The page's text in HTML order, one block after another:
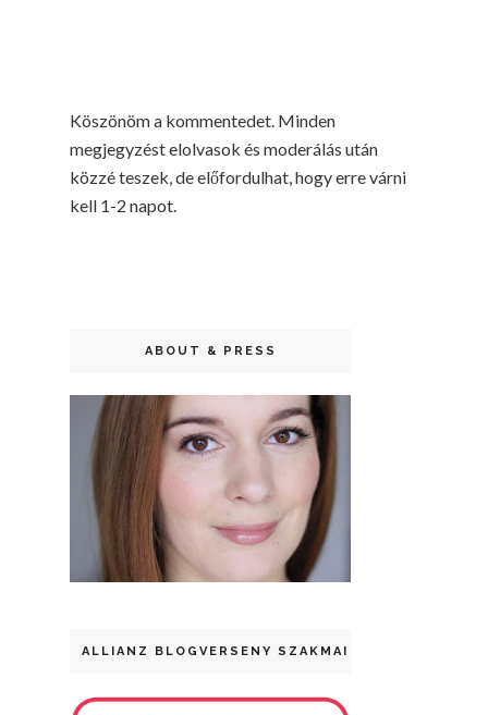
Köszönöm a kommentedet. Minden
megjegyzést elolvasok és moderálás után
közzé teszek, de előfordulhat, hogy erre várni
kell 1-2 napot.
ABOUT & PRESS
ALLIANZ BLOGVERSENY SZAKMAI DÍJ